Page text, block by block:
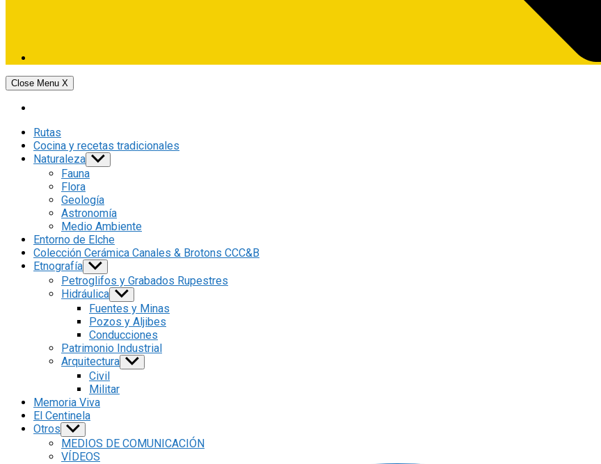
Close Menu X
Rutas
Cocina y recetas tradicionales
Naturaleza Show
sub
Fauna
Flora
Geología
Astronomía
Medio Ambiente
Entorno de Elche
Colección Cerámica Canales & Brotons CCC&B
Etnografía Show
sub
menu
Petroglifos y Grabados Rupestres
Hidráulica Show
sub
menu
Fuentes y Minas
Pozos y Aljibes
Conducciones
Patrimonio Industrial
Arquitectura Show
sub
Civil
Militar
Memoria Viva
El Centinela
Otros Show
sub
menu
MEDIOS DE COMUNICACIÓN
VÍDEOS